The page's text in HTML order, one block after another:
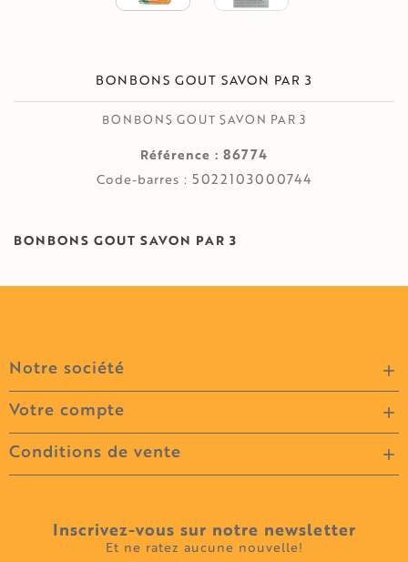
BONBONS GOUT SAVON PAR 3
BONBONS GOUT SAVON PAR 3
Référence : 86774
Code-barres : 5022103000744
BONBONS GOUT SAVON PAR 3
Notre société 
Votre compte 
Conditions de vente 
Inscrivez-vous sur notre newsletter
Et ne ratez aucune nouvelle!